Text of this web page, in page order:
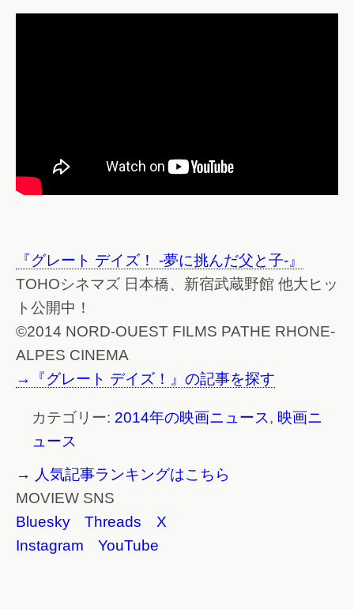
『グレート デイズ！ -夢に挑んだ父と子-』
TOHOシネマズ 日本橋、新宿武蔵野館 他大ヒッ
ト公開中！
©2014 NORD-OUEST FILMS PATHE RHONE-
ALPES CINEMA
→『グレート デイズ！』の記事を探す
カテゴリー: 2014年の映画ニュース, 映画ニ
ュース
→ 人気記事ランキングはこちら
MOVIEW SNS
Bluesky
Threads
X
Instagram
YouTube